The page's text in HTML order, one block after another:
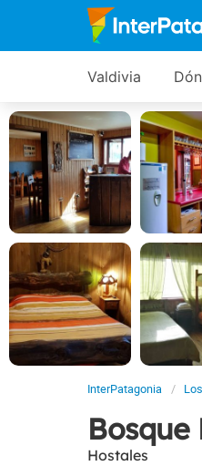
Valdivia
InterPatagonia
Hostales